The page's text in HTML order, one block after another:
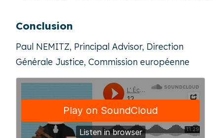
Conclusion
Paul NEMITZ, Principal Advisor, Direction
Générale Justice, Commission européenne